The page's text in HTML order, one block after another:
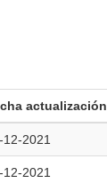
actualización
12-2021
12-2021